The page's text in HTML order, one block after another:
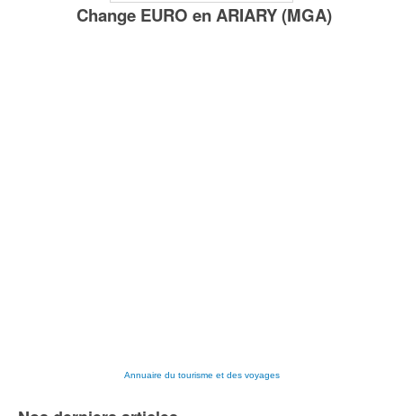
Change EURO en ARIARY (MGA)
Annuaire du tourisme et des voyages